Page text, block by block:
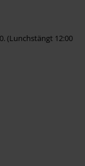
(Lunchstängt 12:00